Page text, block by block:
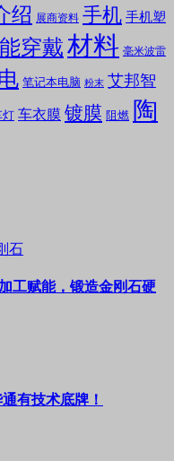
绍 展商资料 手机 手机塑
穿戴材料 毫米波雷
笔记本电脑 粉末 艾邦智
灯 车衣膜 镀膜 阻燃 陶
石
工赋能，锻造金刚石硬
有技术底牌！